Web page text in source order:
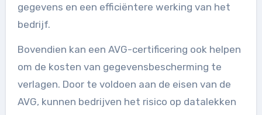
gegevens en een efficiëntere werking van het
bedrijf.
Bovendien kan een AVG-certificering ook helpen
om de kosten van gegevensbescherming te
verlagen. Door te voldoen aan de eisen van de
AVG, kunnen bedrijven het risico op datalekken